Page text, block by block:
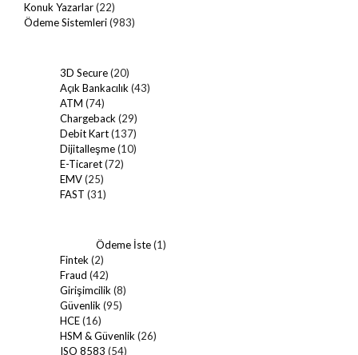
Konuk Yazarlar(22)
Ödeme Sistemleri(983)
3D Secure(20)
Açık Bankacılık(43)
ATM (74)
Chargeback(29)
Debit Kart(137)
Dijitalleşme(10)
E-Ticaret(72)
EMV(25)
FAST (31)
Ödeme İste(1)
Fintek(2)
Fraud (42)
Girişimcilik(8)
Güvenlik(95)
HCE(16)
HSM & Güvenlik(26)
ISO 8583 (54)